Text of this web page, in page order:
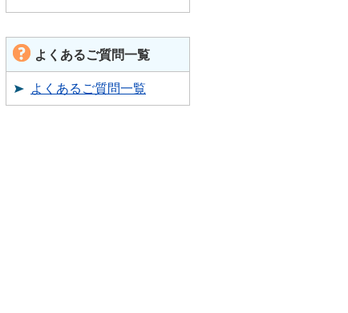
よくあるご質問一覧
よくあるご質問一覧